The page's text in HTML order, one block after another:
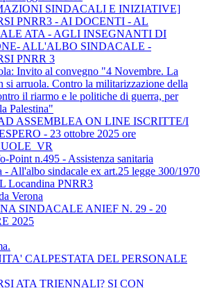
SINDACALI E INIZIATIVE]
PNRR3 - AI DOCENTI - AL
ATA - AGLI INSEGNANTI DI
ALL'ALBO SINDACALE -
PNRR 3
Invito al convegno "4 Novembre. La
si arruola. Contro la militarizzazione della
il riarmo e le politiche di guerra, per
Palestina"
ASSEMBLEA ON LINE ISCRITTE/I
- 23 ottobre 2025 ore
Point n.495 - Assistenza sanitaria
- All'albo sindacale ex art.25 legge 300/1970
Locandina PNRR3
Verona
SINDACALE ANIEF N. 29 - 20
2025
CALPESTATA DEL PERSONALE
ATA TRIENNALI? SI CON